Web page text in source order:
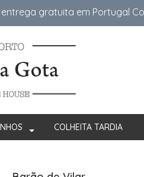
gratuita em Portugal
COLHEITA TARDIA